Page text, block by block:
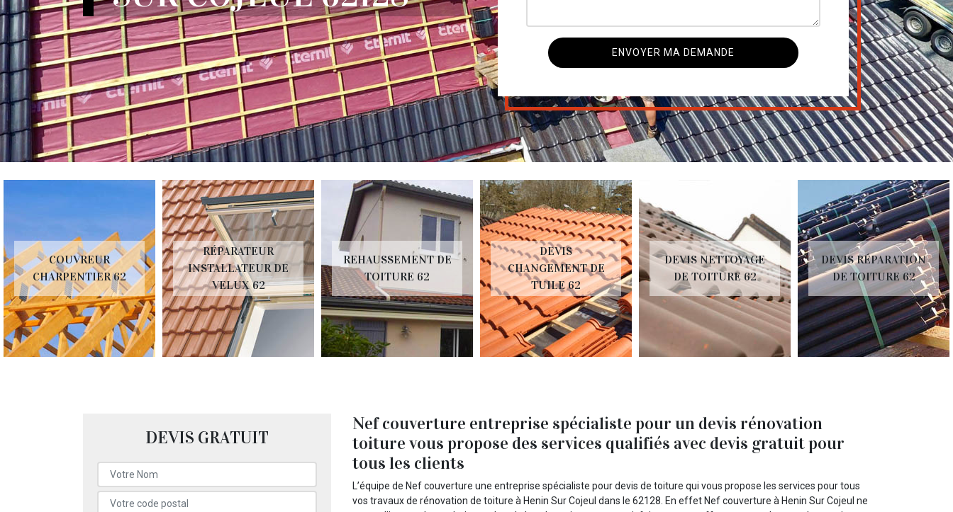
COUVREUR
CHARPENTIER 62
RÉPARATEUR
INSTALLATEUR DE
VELUX 62
REHAUSSEMENT DE
TOITURE 62
DEVIS
CHANGEMENT DE
TUILE 62
DEVIS NETTOYAGE
DE TOITURE 62
DEVIS RÉPARATION
DE TOITURE 62
DEVIS GRATUIT
Nef couverture entreprise spécialiste pour un devis rénovation
toiture vous propose des services qualifiés avec devis gratuit pour
tous les clients
L’équipe de Nef couverture une entreprise spécialiste pour devis de toiture qui vous propose les services pour tous
vos travaux de rénovation de toiture à Henin Sur Cojeul dans le 62128. En effet Nef couverture à Henin Sur Cojeul ne